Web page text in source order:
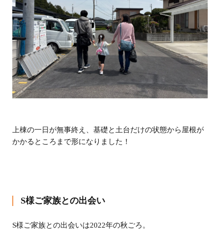
上棟の一日が無事終え、基礎と土台だけの状態から屋根が
かかるところまで形になりました！
S様ご家族との出会い
S様ご家族との出会いは2022年の秋ごろ。